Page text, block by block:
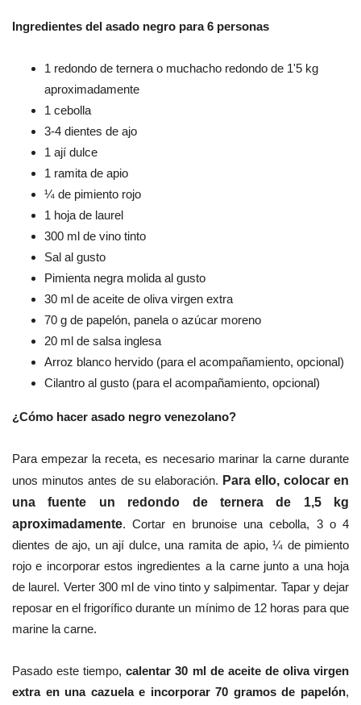
Ingredientes del asado negro para 6 personas
1 redondo de ternera o muchacho redondo de 1'5 kg
aproximadamente
1 cebolla
3-4 dientes de ajo
1 ají dulce
1 ramita de apio
¼ de pimiento rojo
1 hoja de laurel
300 ml de vino tinto
Sal al gusto
Pimienta negra molida al gusto
30 ml de aceite de oliva virgen extra
70 g de papelón, panela o azúcar moreno
20 ml de salsa inglesa
Arroz blanco hervido (para el acompañamiento, opcional)
Cilantro al gusto (para el acompañamiento, opcional)
¿Cómo hacer asado negro venezolano?
Para empezar la receta, es necesario marinar la carne durante
unos minutos antes de su elaboración. Para ello, colocar en
una fuente un redondo de ternera de 1,5 kg
aproximadamente. Cortar en brunoise una cebolla, 3 o 4
dientes de ajo, un ají dulce, una ramita de apio, ¼ de pimiento
rojo e incorporar estos ingredientes a la carne junto a una hoja
de laurel. Verter 300 ml de vino tinto y salpimentar. Tapar y dejar
reposar en el frigorífico durante un mínimo de 12 horas para que
marine la carne.
Pasado este tiempo,calentar 30 ml de aceite de oliva virgen
extra en una cazuela e incorporar 70 gramos de papelón,